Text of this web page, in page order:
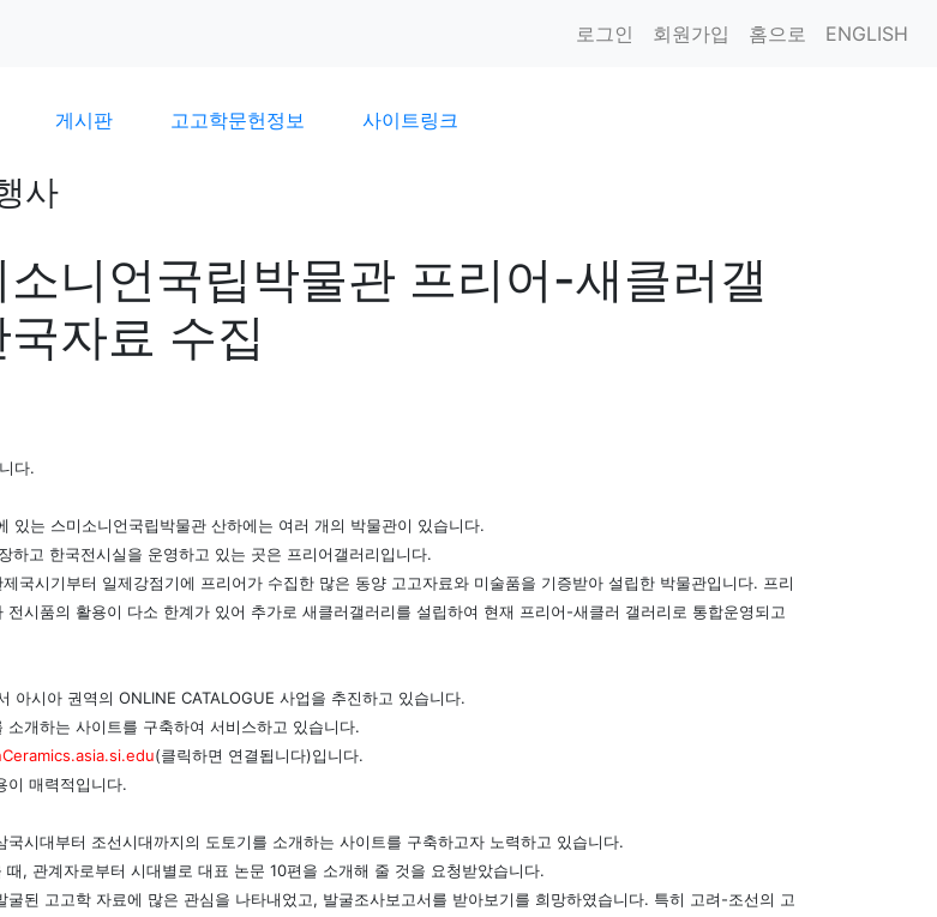
로그인 회원가입 홈으로 ENGLISH
게시판 고고학문헌정보 사이트링크
사
니언국립박물관 프리어-새클러갤
자료 수집
다.
있는 스미소니언국립박물관 산하에는 여러 개의 박물관이 있습니다.
하고 한국전시실을 운영하고 있는 곳은 프리어갤러리입니다.
국시기부터 일제강점기에 프리어가 수집한 많은 동양 고고자료와 미술품을 기증받아 설립한 박물관입니다. 프리
전시품의 활용이 다소 한계가 있어 추가로 새클러갤러리를 설립하여 현재 프리어-새클러 갤러리로 통합운영되고
아시아 권역의 ONLINE CATALOGUE 사업을 추진하고 있습니다.
소개하는 사이트를 구축하여 서비스하고 있습니다.
(클릭하면 연결됩니다)입니다.
이 매력적입니다.
국시대부터 조선시대까지의 도토기를 소개하는 사이트를 구축하고자 노력하고 있습니다.
, 관계자로부터 시대별로 대표 논문 10편을 소개해 줄 것을 요청받았습니다.
굴된 고고학 자료에 많은 관심을 나타내었고, 발굴조사보고서를 받아보기를 희망하였습니다. 특히 고려-조선의 고